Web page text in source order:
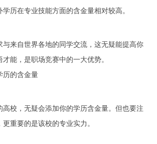
历在专业技能方面的含金量相对较高。
与来自世界各地的同学交流，这无疑能提高你
能，是职场竞赛中的一大优势。
历的含金量
高校，无疑会添加你的学历含金量。但也要注
重要的是该校的专业实力。